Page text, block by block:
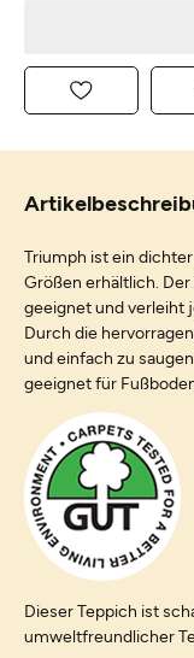
Triumph ist ein
Größen erhältlich.
geeignet und verleiht
Durch die
und einfach zu
geeignet für
Dieser Teppich ist
umweltfreundlicher